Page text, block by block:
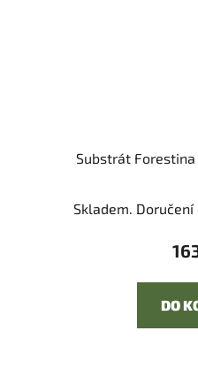
Substrát
Skladem.
DO